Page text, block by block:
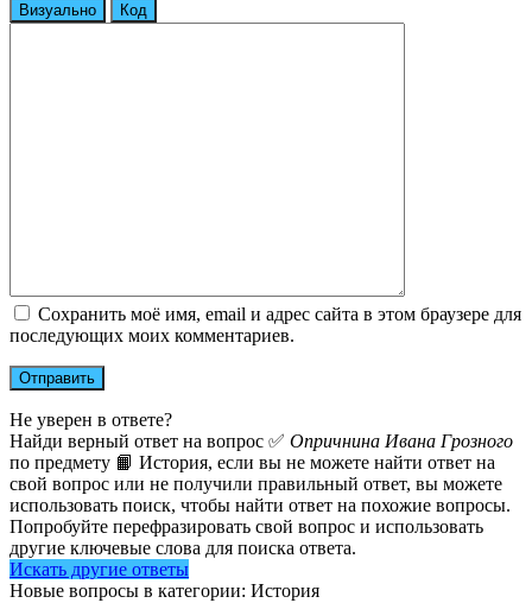
Визуально Код
Сохранить моё имя, email и адрес сайта в этом браузере для
последующих моих комментариев.
Не уверен в ответе?
Найди верный ответ на вопрос ✅ Опричнина Ивана Грозного
по предмету 📙 История, если вы не можете найти ответ на
свой вопрос или не получили правильный ответ, вы можете
использовать поиск, чтобы найти ответ на похожие вопросы.
Попробуйте перефразировать свой вопрос и использовать
другие ключевые слова для поиска ответа.
Искать другие ответы
Новые вопросы в категории: История